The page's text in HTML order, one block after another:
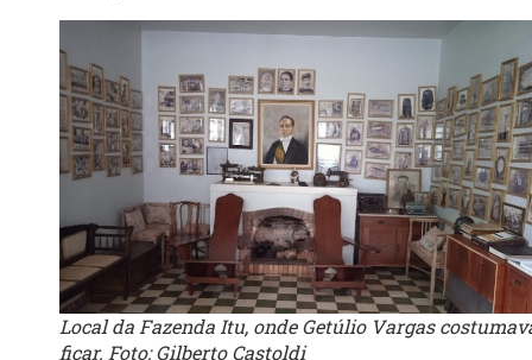
Local da Fazenda Itu, onde Getúlio Vargas
ficar. Foto: Gilberto Castoldi